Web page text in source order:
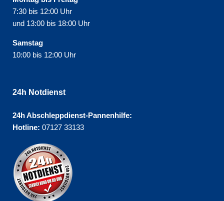
7:30 bis 12:00 Uhr
und 13:00 bis 18:00 Uhr
Samstag
10:00 bis 12:00 Uhr
24h Notdienst
24h Abschleppdienst-Pannenhilfe:
Hotline: 07127 33133